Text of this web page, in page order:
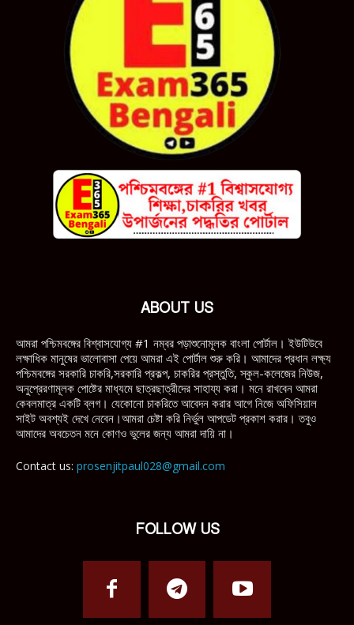
ABOUT US
আমরা পশ্চিমবঙ্গের বিশ্বাসযোগ্য #1 নম্বর পড়াশুনোমূলক বাংলা পোর্টাল। ইউটিউবে
লক্ষাধিক মানুষের ভালোবাসা পেয়ে আমরা এই পোর্টাল শুরু করি। আমাদের প্রধান লক্ষ্য
পশ্চিমবঙ্গের সরকারি চাকরি,সরকারি প্রকল্প, চাকরির প্রস্তুতি, স্কুল-কলেজের নিউজ,
অনুপ্রেরণামূলক পোষ্টের মাধ্যমে ছাত্রছাত্রীদের সাহায্য করা। মনে রাখবেন আমরা
কেবলমাত্র একটি ব্লগ। যেকোনো চাকরিতে আবেদন করার আগে নিজে অফিসিয়াল
সাইট অবশ্যই দেখে নেবেন।আমরা চেষ্টা করি নির্ভুল আপডেট প্রকাশ করার। তবুও
আমাদের অবচেতন মনে কোণও ভুলের জন্য আমরা দায়ি না।
Contact us: prosenjitpaul028@gmail.com
FOLLOW US